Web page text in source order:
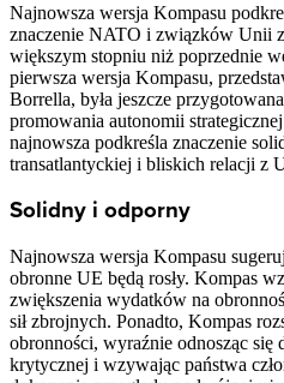
Najnowsza wersja Kompasu
znaczenie NATO i związków Unii
większym stopniu niż poprzednie
pierwsza wersja Kompasu,
Borrella, była jeszcze
promowania autonomii
najnowsza podkreśla znaczenie
transatlantyckiej i bliskich relacji z
Solidny i odporny
Najnowsza wersja Kompasu
obronne UE będą rosły. Kompas
zwiększenia wydatków na
sił zbrojnych. Ponadto, Kompas
obronności, wyraźnie odnosząc się
krytycznej i wzywając państwa